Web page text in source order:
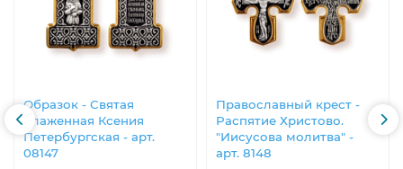
Образок - Святая
блаженная Ксения
Петербургск​ая - арт.
08147
Православны​й крест -
Распятие Христово.
"Иисусова молитва" -
арт. 8148